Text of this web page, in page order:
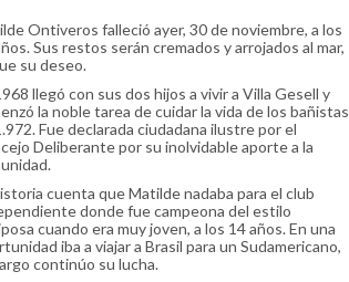
Ontiveros falleció ayer, 30 de noviembre, a los
Sus restos serán cremados y arrojados al mar,
su deseo.
llegó con sus dos hijos a vivir a Villa Gesell y
la noble tarea de cuidar la vida de los bañistas
Fue declarada ciudadana ilustre por el
Deliberante por su inolvidable aporte a la
cuenta que Matilde nadaba para el club
donde fue campeona del estilo
cuando era muy joven, a los 14 años. En una
iba a viajar a Brasil para un Sudamericano,
continúo su lucha.